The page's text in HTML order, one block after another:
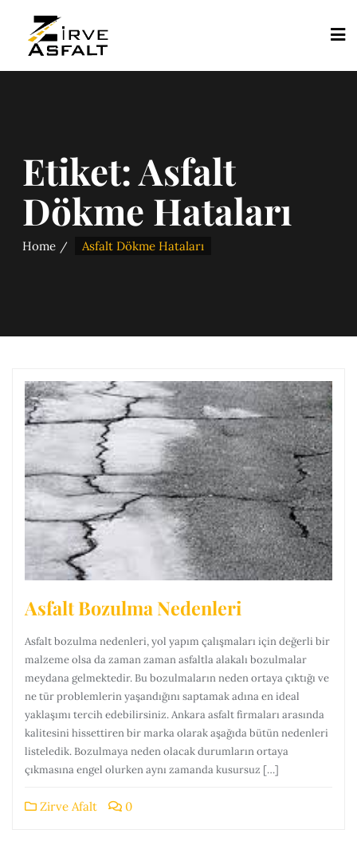
Etiket:Asfalt
Dökme Hataları
Home Asfalt Dökme Hataları
Asfalt Bozulma Nedenleri
Asfalt bozulma nedenleri, yol yapım çalışmaları için değerli bir
malzeme olsa da zaman zaman asfaltla alakalı bozulmalar
meydana gelmektedir. Bu bozulmaların neden ortaya çıktığı ve
ne tür problemlerin yaşandığını saptamak adına en ideal
yaklaşımı tercih edebilirsiniz. Ankara asfalt firmaları arasında
kalitesini hissettiren bir marka olarak aşağıda bütün nedenleri
listeledik. Bozulmaya neden olacak durumların ortaya
çıkmasına engel olurken aynı zamanda kusursuz […]
Zirve Afalt 0